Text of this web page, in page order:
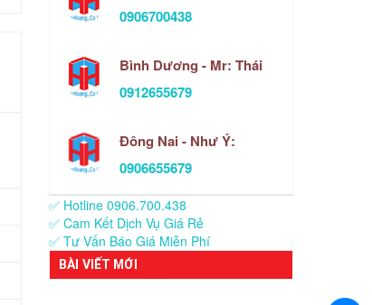
0906700438
Bình Dương - Mr: Thái
0912655679
Đông Nai - Như Ý:
0906655679
✅ Hotline 0906.700.438
✅ Cam Kết Dịch Vụ Giá Rẻ
✅ Tư Vấn Báo Giá Miễn Phí
BÀI VIẾT MỚI